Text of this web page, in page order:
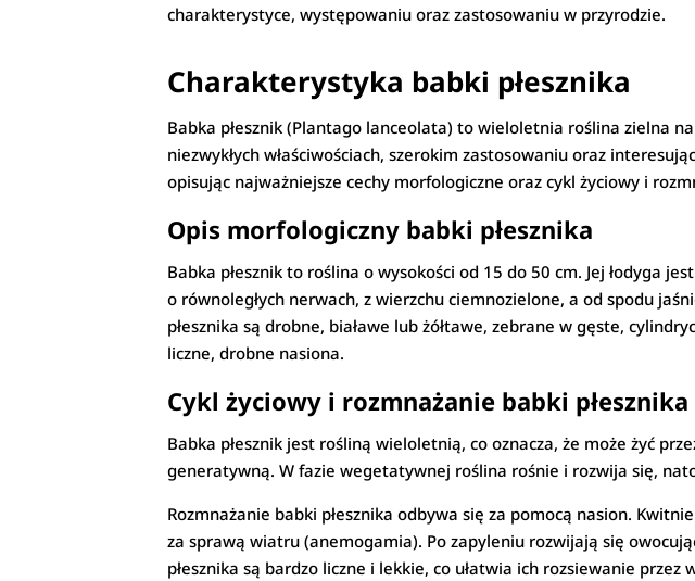
charakterystyce, występowaniu oraz zastosowaniu w przyrodzie.
Charakterystyka babki płesznika
Babka płesznik (Plantago lanceolata) to wieloletnia roślina zielna
niezwykłych właściwościach, szerokim zastosowaniu oraz
opisując najważniejsze cechy morfologiczne oraz cykl życiowy i
Opis morfologiczny babki płesznika
Babka płesznik to roślina o wysokości od 15 do 50 cm. Jej łodyga
o równoległych nerwach, z wierzchu ciemnozielone, a od spodu
płesznika są drobne, białawe lub żółtawe, zebrane w gęste,
liczne, drobne nasiona.
Cykl życiowy i rozmnażanie babki płesznika
Babka płesznik jest rośliną wieloletnią, co oznacza, że może żyć
generatywną. W fazie wegetatywnej roślina rośnie i rozwija się,
Rozmnażanie babki płesznika odbywa się za pomocą nasion.
za sprawą wiatru (anemogamia). Po zapyleniu rozwijają się
płesznika są bardzo liczne i lekkie, co ułatwia ich rozsiewanie